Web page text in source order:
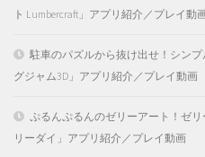
ト Lumbercraft」アプリ紹介／プレイ動
駐車のパズルから抜け出せ！シンプ
グジャム3D」アプリ紹介／プレイ動画
ぷるんぷるんのゼリーアート！ゼリ
リーダイ」アプリ紹介／プレイ動画